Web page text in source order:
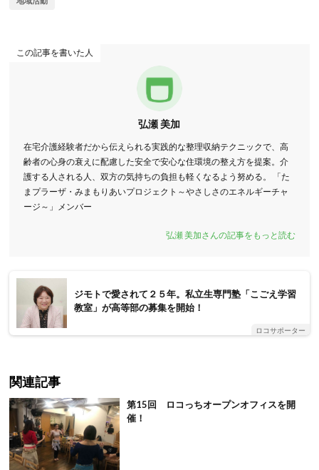
この記事を書いた人
弘瀬 美加
在宅介護経験者だから伝えられる実践的な整理収納テクニックで、高
齢者の心身の衰えに配慮した安全で安心な住環境の整え方を提案。介
護する人される人、双方の気持ちの負担も軽くなるよう努める。 「た
まプラーザ・みまもりあいプロジェクト～やさしさのエネルギーチャ
ージ～」メンバー
弘瀬 美加さんの記事をもっと読む
ジモトで愛されて２５年。私立生専門塾「こごえ学習
教室」が高等部の募集を開始！
ロコサポーター
関連記事
第15回 ロコっちオープンオフィスを開
催！